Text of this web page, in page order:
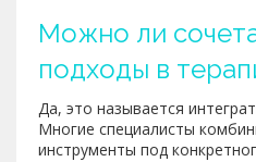
Можно ли
подходы в
Да, это называется
Многие специалисты
инструменты под